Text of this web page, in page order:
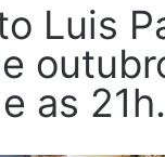
Luis
as 21h.